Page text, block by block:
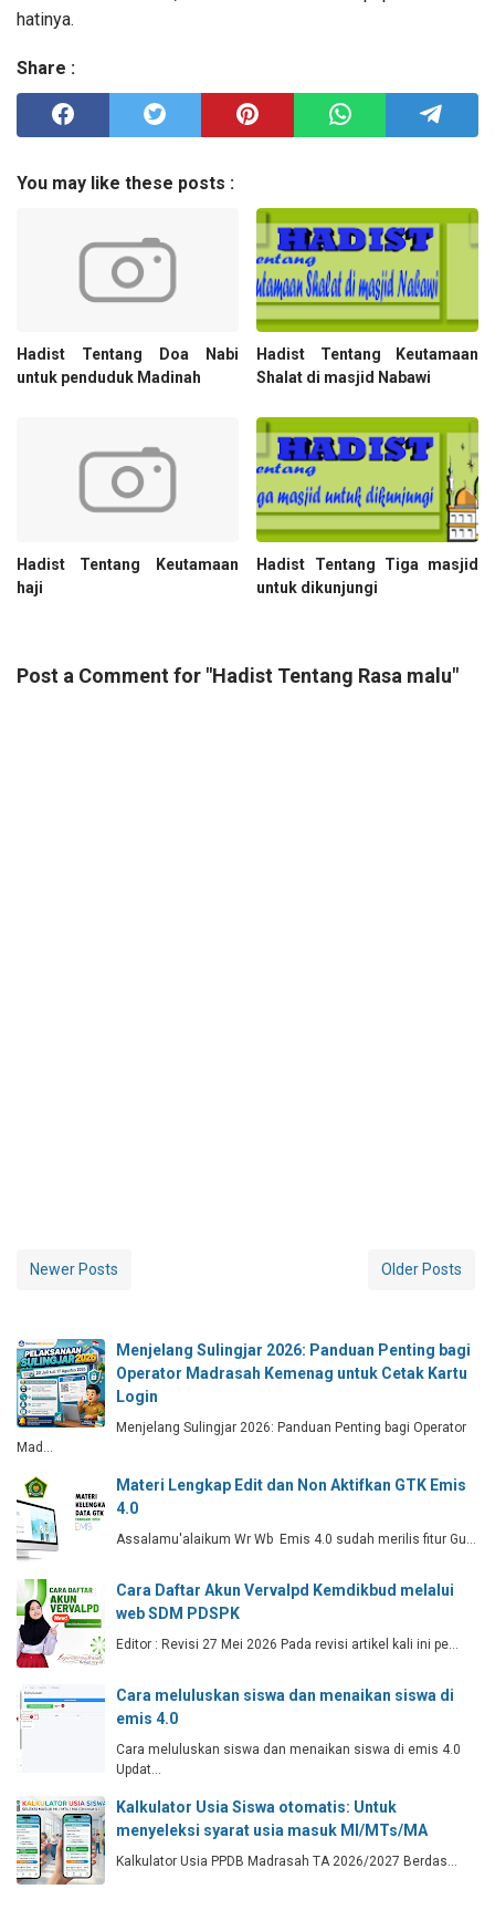
hatinya.
Share :
You may like these posts :
Hadist Tentang Doa Nabi
untuk penduduk Madinah
Hadist Tentang Keutamaan
Shalat di masjid Nabawi
Hadist Tentang Keutamaan
haji
Hadist Tentang Tiga masjid
untuk dikunjungi
Post a Comment for "Hadist Tentang Rasa malu"
Newer Posts Older Posts
Menjelang Sulingjar 2026: Panduan Penting bagi
Operator Madrasah Kemenag untuk Cetak Kartu
Login
Menjelang Sulingjar 2026: Panduan Penting bagi Operator
Mad…
Materi Lengkap Edit dan Non Aktifkan GTK Emis
4.0
Assalamu'alaikum Wr Wb Emis 4.0 sudah merilis fitur Gu…
Cara Daftar Akun Vervalpd Kemdikbud melalui
web SDM PDSPK
Editor : Revisi 27 Mei 2026 Pada revisi artikel kali ini pe…
Cara meluluskan siswa dan menaikan siswa di
emis 4.0
Cara meluluskan siswa dan menaikan siswa di emis 4.0
Updat…
Kalkulator Usia Siswa otomatis: Untuk
menyeleksi syarat usia masuk MI/MTs/MA
Kalkulator Usia PPDB Madrasah TA 2026/2027 Berdas…